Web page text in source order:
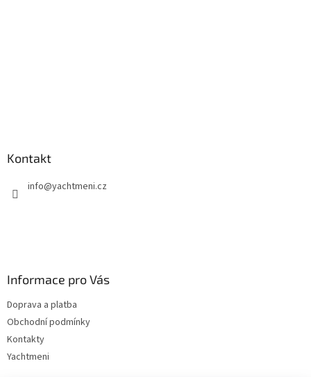
Kontakt
info@yachtmeni.cz
Informace pro Vás
Doprava a platba
Obchodní podmínky
Kontakty
Yachtmeni